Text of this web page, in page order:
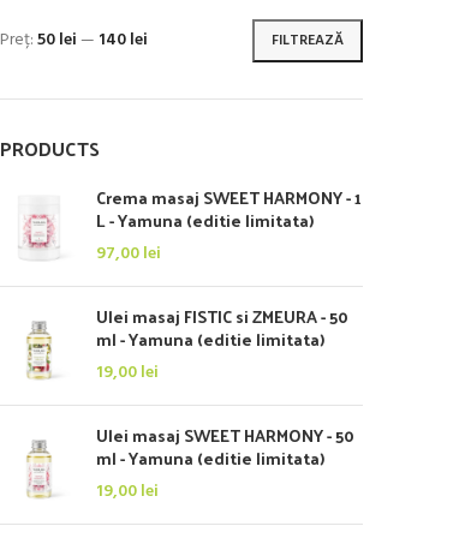
FILTREAZĂ
Preț:50 lei— 140 lei
PRODUCTS
Crema masaj SWEET HARMONY - 1
L - Yamuna (editie limitata)
97,00lei
Ulei masaj FISTIC si ZMEURA - 50
ml - Yamuna (editie limitata)
19,00lei
Ulei masaj SWEET HARMONY - 50
ml - Yamuna (editie limitata)
19,00lei